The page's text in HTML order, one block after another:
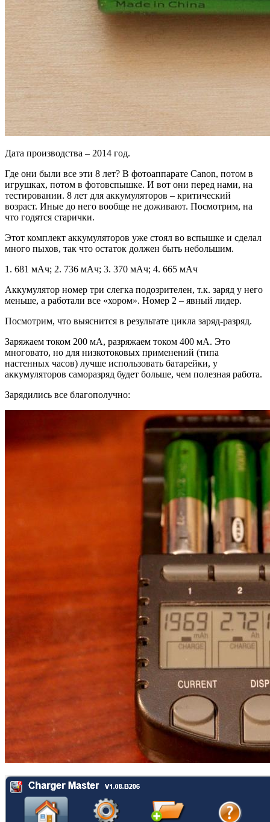
Дата производства – 2014 год.
Где они были все эти 8 лет? В фотоаппарате Canon, потом в
игрушках, потом в фотовспышке. И вот они перед нами, на
тестировании. 8 лет для аккумуляторов – критический
возраст. Иные до него вообще не доживают. Посмотрим, на
что годятся старички.
Этот комплект аккумуляторов уже стоял во вспышке и сделал
много пыхов, так что остаток должен быть небольшим.
1. 681 мАч; 2. 736 мАч; 3. 370 мАч; 4. 665 мАч
Аккумулятор номер три слегка подозрителен, т.к. заряд у него
меньше, а работали все «хором». Номер 2 – явный лидер.
Посмотрим, что выяснится в результате цикла заряд-разряд.
Заряжаем током 200 мА, разряжаем током 400 мА. Это
многовато, но для низкотоковых применений (типа
настенных часов) лучше использовать батарейки, у
аккумуляторов саморазряд будет больше, чем полезная работа.
Зарядились все благополучно: